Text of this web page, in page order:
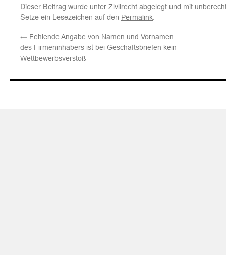
Dieser Beitrag wurde unter Zivilrecht abgelegt und mit
Setze ein Lesezeichen auf den Permalink.
← Fehlende Angabe von Namen und Vornamen
des Firmeninhabers ist bei Geschäftsbriefen kein
Wettbewerbsverstoß